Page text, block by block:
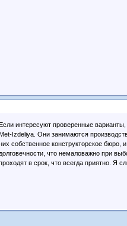
интересуют проверенные
Izdeliya. Они занимаются
собственное конструкторское бюро,
долговечности, что немаловажно при
в срок, что всегда приятно. Я